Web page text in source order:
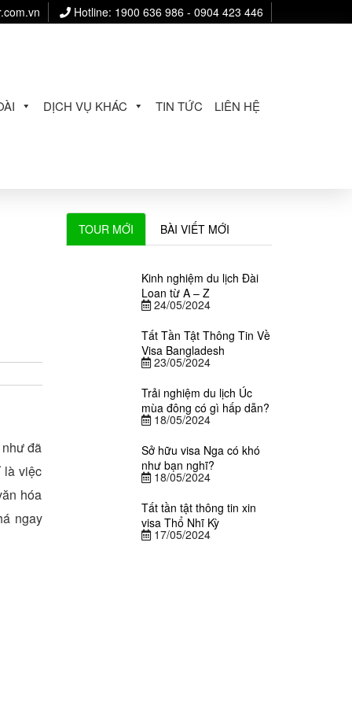
Hotline: 1900 636 986 - 0904 423 446
DỊCH VỤ KHÁC TIN TỨC LIÊN HỆ
đã
là việc
hóa
ngay
TOUR MỚI BÀI VIẾT MỚI
Kinh nghiệm du lịch Đài
Loan từ A – Z
24/05/2024
Tất Tần Tật Thông Tin Về
Visa Bangladesh
23/05/2024
Trải nghiệm du lịch Úc
mùa đông có gì hấp dẫn?
18/05/2024
Sở hữu visa Nga có khó
như bạn nghĩ?
18/05/2024
Tất tần tật thông tin xin
visa Thổ Nhĩ Kỳ
17/05/2024